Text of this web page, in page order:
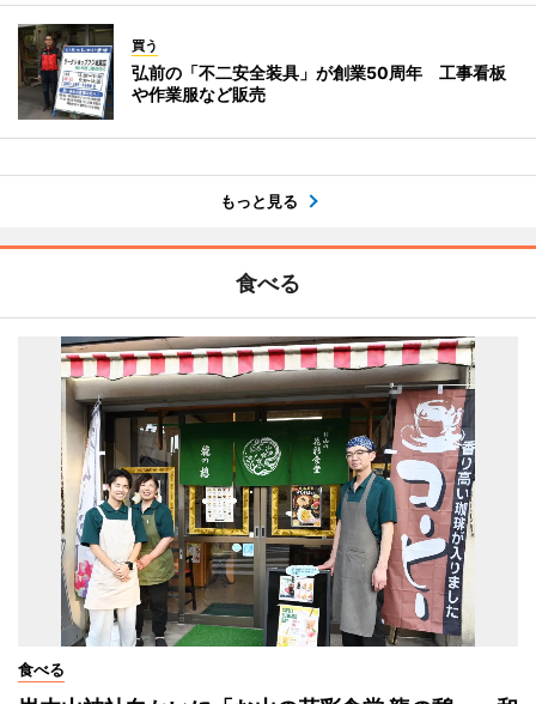
買う
弘前の「不二安全装具」が創業50周年 工事看板
や作業服など販売
もっと見る
食べる
食べる